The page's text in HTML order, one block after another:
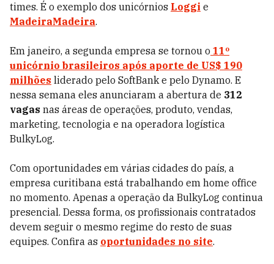
times. É o exemplo dos unicórnios Loggi e
MadeiraMadeira.
Em janeiro, a segunda empresa se tornou o 11º
unicórnio brasileiros após aporte de US$ 190
milhões liderado pelo SoftBank e pelo Dynamo. E
nessa semana eles anunciaram a abertura de 312
vagas nas áreas de operações, produto, vendas,
marketing, tecnologia e na operadora logística
BulkyLog.
Com oportunidades em várias cidades do país, a
empresa curitibana está trabalhando em home office
no momento. Apenas a operação da BulkyLog continua
presencial. Dessa forma, os profissionais contratados
devem seguir o mesmo regime do resto de suas
equipes. Confira as oportunidades no site.